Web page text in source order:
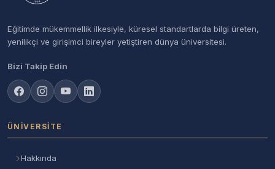
Eğitimde mükemmellik ilkesiyle, küresel standartlarda bilgi üreten,
yenilikçi ve girişimci bireyler yetiştiren dünya üniversitesi.
Bizi Takip Edin
ÜNIVERSITE
Hakkında